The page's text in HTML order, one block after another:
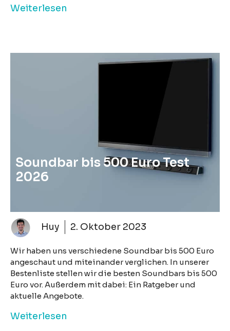
Weiterlesen
Soundbar bis 500 Euro Test
2026
Huy 2. Oktober 2023
Wir haben uns verschiedene Soundbar bis 500 Euro
angeschaut und miteinander verglichen. In unserer
Bestenliste stellen wir die besten Soundbars bis 500
Euro vor. Außerdem mit dabei: Ein Ratgeber und
aktuelle Angebote.
Weiterlesen